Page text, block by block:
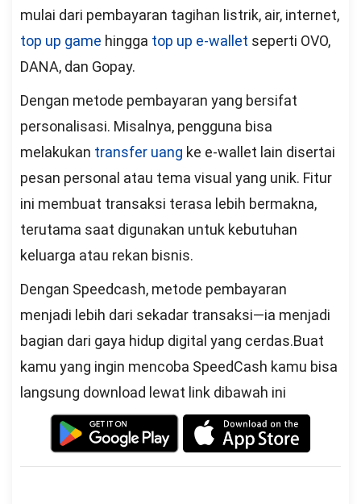
mulai dari pembayaran tagihan listrik, air, internet,
top up game hingga top up e-wallet seperti OVO,
DANA, dan Gopay.
Dengan metode pembayaran yang bersifat
personalisasi. Misalnya, pengguna bisa
melakukan transfer uang ke e-wallet lain disertai
pesan personal atau tema visual yang unik. Fitur
ini membuat transaksi terasa lebih bermakna,
terutama saat digunakan untuk kebutuhan
keluarga atau rekan bisnis.
Dengan Speedcash, metode pembayaran
menjadi lebih dari sekadar transaksi—ia menjadi
bagian dari gaya hidup digital yang cerdas.Buat
kamu yang ingin mencoba SpeedCash kamu bisa
langsung download lewat link dibawah ini